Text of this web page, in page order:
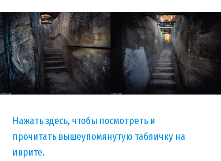
Нажать здесь, чтобы посмотреть и
прочитать вышеупомянутую табличку на
иврите.